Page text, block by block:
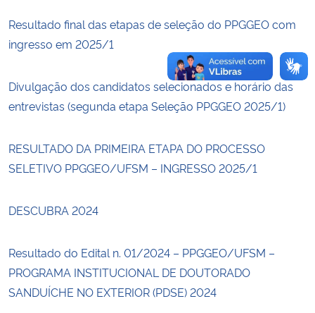
Resultado final das etapas de seleção do PPGGEO com
ingresso em 2025/1
Divulgação dos candidatos selecionados e horário das
entrevistas (segunda etapa Seleção PPGGEO 2025/1)
RESULTADO DA PRIMEIRA ETAPA DO PROCESSO
SELETIVO PPGGEO/UFSM – INGRESSO 2025/1
DESCUBRA 2024
Resultado do Edital n. 01/2024 – PPGGEO/UFSM –
PROGRAMA INSTITUCIONAL DE DOUTORADO
SANDUÍCHE NO EXTERIOR (PDSE) 2024